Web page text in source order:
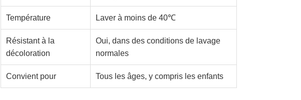
Température Laver à moins de 40℃
Résistant à la
décoloration
Oui, dans des conditions de lavage
normales
Convient pour Tous les âges, y compris les enfants